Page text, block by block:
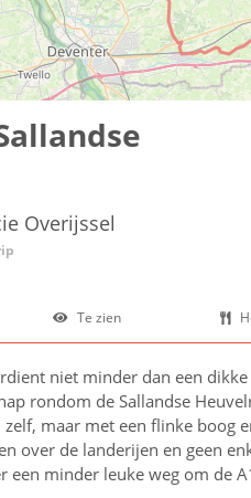
Overijssel
Te zien
niet minder dan een
rondom de Sallandse
maar met een flinke boog
over de landerijen en geen
minder leuke weg om de